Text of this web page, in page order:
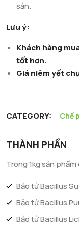
sản.
Lưu ý:
Khách hàng
tốt hơn.
Giá niêm yết
CATEGORY: Chế
THÀNH PHẦN
Trong 1kg sản phẩm
Bảo tử Bacillus
Bảo tử Bacillus
Bảo tử Bacillus